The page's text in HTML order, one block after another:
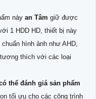
này an Tâm giữ được
1 HDD HD, thiết bị này
hình ảnh như AHD,
thích với các loại
thể đánh giá sản phẩm
tối ưu cho các công trình